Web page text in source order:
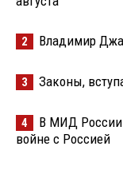
2 Владимир
3 Законы,
4
В МИД России
войне с Россией